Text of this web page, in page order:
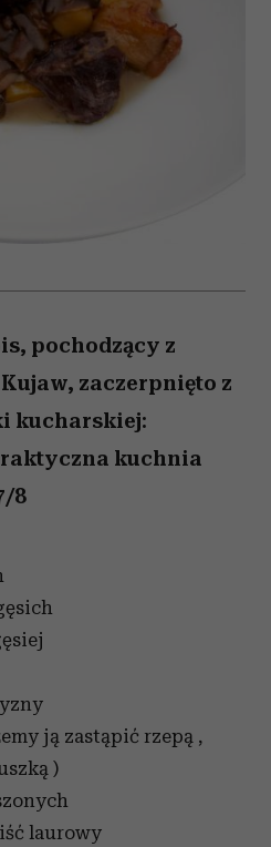
pochodzący z
zaczerpnięto z
kucharskiej:
kuchnia
8
ją zastąpić rzepą ,
)
laurowy